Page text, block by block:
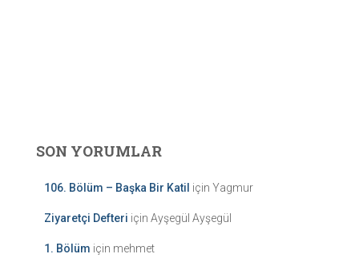
SON YORUMLAR
106. Bölüm – Başka Bir Katil için Yagmur
Ziyaretçi Defteri için Ayşegül Ayşegül
1. Bölüm için mehmet